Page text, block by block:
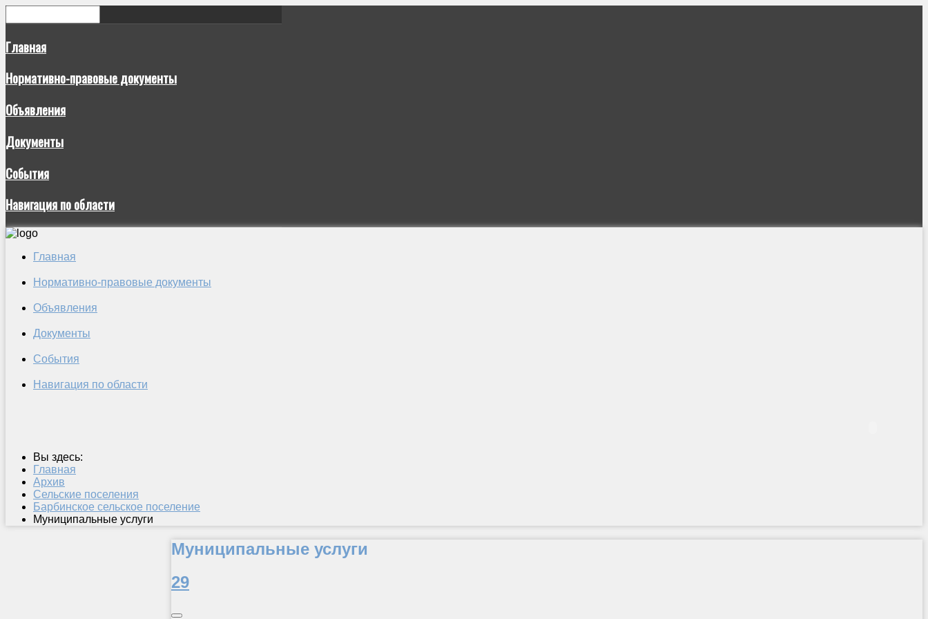
Главная
Нормативно-правовые документы
Объявления
Документы
События
Навигация по области
Главная
Нормативно-правовые документы
Объявления
Документы
События
Навигация по области
Вы здесь:
Главная
Архив
Сельские поселения
Барбинское сельское поселение
Муниципальные услуги
Муниципальные услуги
29